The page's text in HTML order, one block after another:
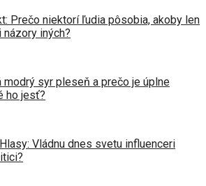
Prečo niektorí ľudia pôsobia, akoby len
názory iných?
modrý syr pleseň a prečo je úplne
ho jesť?
Vládnu dnes svetu influenceri